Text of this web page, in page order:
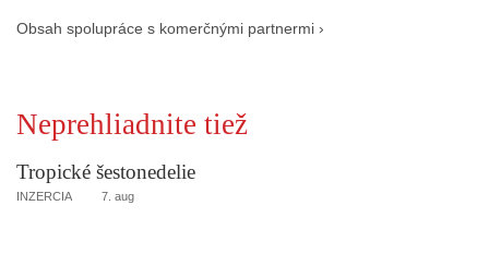
Obsah spolupráce s komerčnými partnermi ›
Neprehliadnite tiež
Tropické šestonedelie
INZERCIA 7. aug